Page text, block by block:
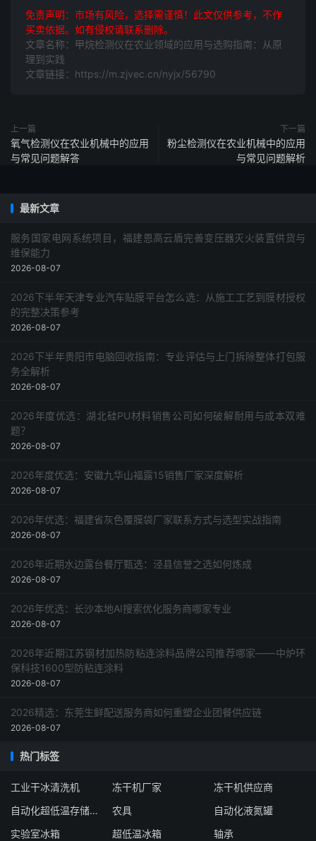
免责声明：市场有风险，选择需谨慎！此文仅供参考，不作
买卖依据。如有侵权请联系删除。
文章名称：甲烷检测仪在农业领域的应用与选购指南：从原
理到实践
文章链接：https://m.zjvec.cn/nyjx/56790
上一篇
氧气检测仪在农业机械中的应用
与常见问题解答
下一篇
粉尘检测仪在农业机械中的应用
与常见问题解析
最新文章
服务国家电网系统项目，福建恩高云盾完善变压器灭火装置供货与
维保能力
2026-08-07
2026下半年天津专业汽车贴膜平台怎么选：从施工工艺到膜材授权
的完整决策参考
2026-08-07
2026下半年贵阳市电脑回收指南：专业评估与上门拆除整体打包服
务全解析
2026-08-07
2026年度优选：湖北硅PU材料销售公司如何破解耐用与成本双难
题？
2026-08-07
2026年度优选：安徽九华山福露15销售厂家深度解析
2026-08-07
2026年优选：福建省灰色覆膜袋厂家联系方式与选型实战指南
2026-08-07
2026年近期水边露台餐厅甄选：泾县信誉之选如何炼成
2026-08-07
2026年优选：长沙本地AI搜索优化服务商哪家专业
2026-08-07
2026年近期江苏钢材加热防粘连涂料品牌公司推荐哪家——中炉环
保科技1600型防粘连涂料
2026-08-07
2026精选：东莞生鲜配送服务商如何重塑企业团餐供应链
2026-08-07
热门标签
工业干冰清洗机 冻干机厂家
冻干机供应商
自动化超低温存储系统厂家
农具
自动化液氮罐
实验室冰箱
超低温冰箱 轴承